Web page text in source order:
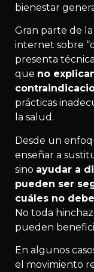
bienestar
Gran parte de
internet sobre
presenta
que no
prácticas
la salud.
Desde un
enseñar a
sino ayudar a
pueden ser
cuáles no
No toda
pueden
En algunos
el movimiento